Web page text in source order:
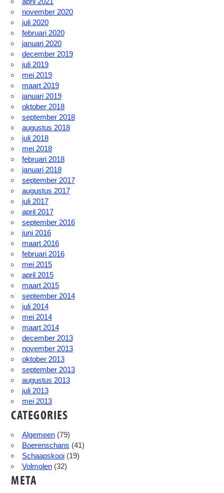
november 2020
juli 2020
februari 2020
januari 2020
december 2019
juli 2019
mei 2019
maart 2019
januari 2019
oktober 2018
september 2018
augustus 2018
juli 2018
mei 2018
februari 2018
januari 2018
september 2017
augustus 2017
juli 2017
april 2017
september 2016
juni 2016
maart 2016
februari 2016
mei 2015
april 2015
maart 2015
september 2014
juli 2014
mei 2014
maart 2014
december 2013
november 2013
oktober 2013
september 2013
augustus 2013
juli 2013
mei 2013
CATEGORIES
Algemeen(79)
Boerenschans (41)
Schaapskooi(19)
Volmolen(32)
META